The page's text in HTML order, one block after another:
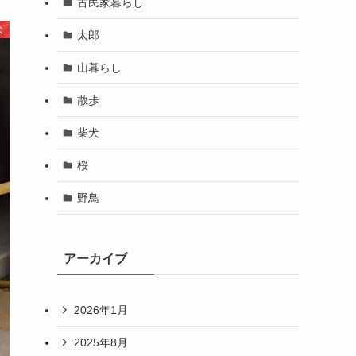
太郎
山暮らし
散歩
柴犬
桜
野鳥
アーカイブ
2026年1月
2025年8月